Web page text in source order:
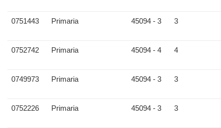
0751443 Primaria 45094 - 3 3
0752742 Primaria 45094 - 4 4
0749973 Primaria 45094 - 3 3
0752226 Primaria 45094 - 3 3